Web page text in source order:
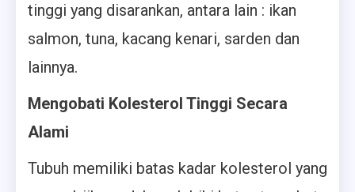
tinggi yang disarankan, antara lain : ikan
salmon, tuna, kacang kenari, sarden dan
lainnya.
Mengobati Kolesterol Tinggi Secara
Alami
Tubuh memiliki batas kadar kolesterol yang